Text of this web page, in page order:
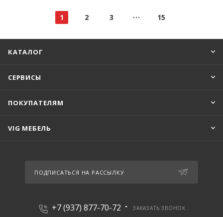
1 2 3 15
КАТАЛОГ
СЕРВИСЫ
ПОКУПАТЕЛЯМ
VIG МЕБЕЛЬ
ПОДПИСАТЬСЯ НА РАССЫЛКУ
+7 (937) 877-70-72 ЗАКАЗАТЬ ЗВОНОК